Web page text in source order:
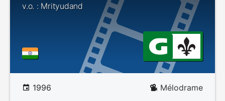
v.o. : Mrityudand
1996 Mélodrame